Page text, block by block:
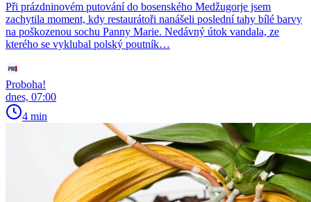
Při prázdninovém putování do bosenského Medžugorje jsem
zachytila moment, kdy restaurátoři nanášeli poslední tahy bílé barvy
na poškozenou sochu Panny Marie. Nedávný útok vandala, ze
kterého se vyklubal polský poutník…
Proboha!
dnes, 07:00
4 min